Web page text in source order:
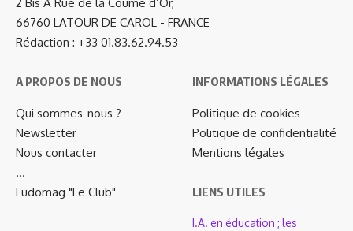
2 Bis A Rue de la Coume d’Or,
66760 LATOUR DE CAROL - FRANCE
Rédaction : +33 01.83.62.94.53
A PROPOS DE NOUS
Qui sommes-nous ?
Newsletter
Nous contacter
…
Ludomag "Le Club"
INFORMATIONS LÉGALES
Politique de cookies
Politique de confidentialité
Mentions légales
LIENS UTILES
I.A. en éducation ; les